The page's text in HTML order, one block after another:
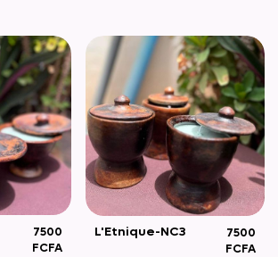
7500
FCFA
L'Etnique-NC3
7500
FCFA